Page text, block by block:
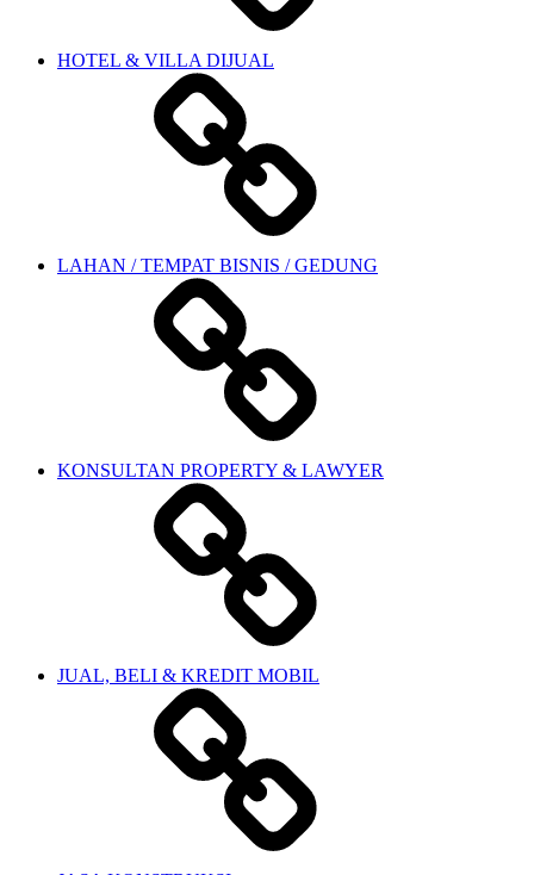
HOTEL & VILLA DIJUAL
LAHAN / TEMPAT BISNIS / GEDUNG
KONSULTAN PROPERTY & LAWYER
JUAL, BELI & KREDIT MOBIL